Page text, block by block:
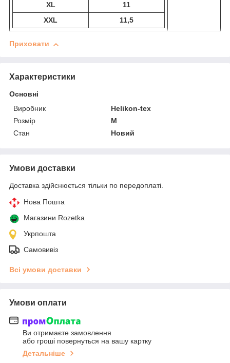
XL
11
XXL
11,5
Приховати
Характеристики
Основні
Виробник
Helikon-tex
Розмір
M
Стан
Новий
Умови доставки
Доставка здійснюється тільки по передоплаті.
Нова Пошта
Магазини Rozetka
Укрпошта
Самовивіз
Всі умови доставки
Умови оплати
Ви отримаєте замовлення
або гроші повернуться на вашу картку
Детальніше